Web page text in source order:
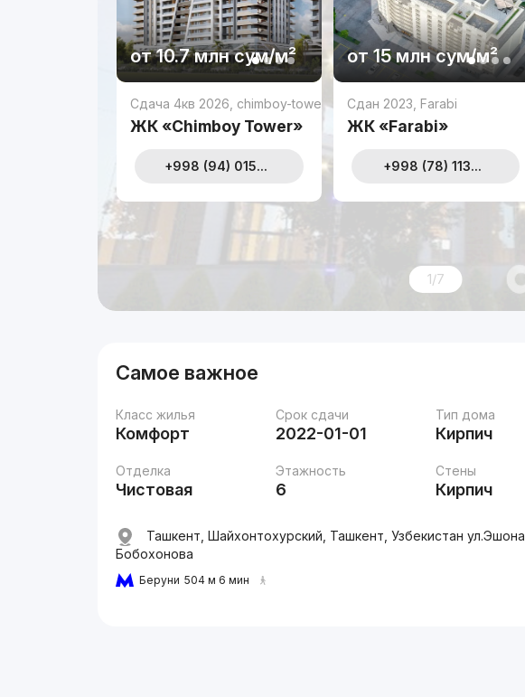
от10.7 млн сум/м²
Сдача 4кв 2026 chimboy-tower
ЖК «Chimboy Tower»
+998 (94) 015...
от15 млн сум/м²
Сдан 2023 Farabi
ЖК «Farabi»
+998 (78) 113...
1/7
Самое важное
Класс жилья
Комфорт
Срок сдачи
2022-01-01
Тип дома
Кирпич
Отделка
Чистовая
Этажность
6
Стены
Кирпич
Ташкент, Шайхонтохурский, Ташкент, Узбекистан ул.Эшона
Бобохонова
Беруни 504 м 6 мин